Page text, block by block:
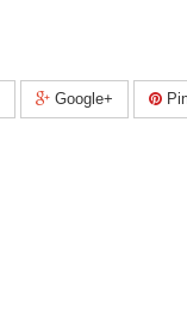
Google+